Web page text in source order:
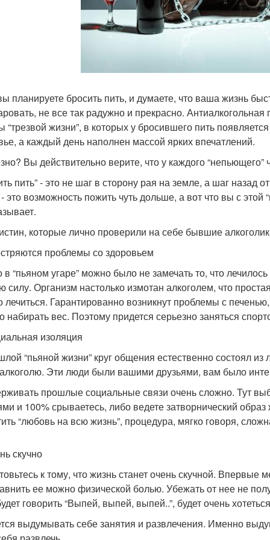
планируете бросить пить, и думаете, что ваша жизнь
не все так радужно и прекрасно.
“трезвой жизни”, в которых у бросившего пить
а каждый день наполнен массой ярких впечатлений.
Вы действительно верите, что у каждого “непьющего”
пить” - это не шаг в сторону рая на земле, а шаг назад
это возможность пожить чуть дольше, а вот что вы с
которые лично проверили на себе бывшие
проблемы со здоровьем
в “пьяном угаре” можно было не замечать то, что
силу. Организм настолько измотан алкоголем, что
лечиться. Гарантированно возникнут проблемы с
набирать вес. Поэтому придется серьезно заняться
изоляция
“пьяной жизни” круг общения естественно состоял
алкоголю. Эти люди были вашими друзьями, вам было
прошлые социальные связи очень сложно. Тут
и 100% срываетесь, либо ведете затворнический
“любовь на всю жизнь”, процедура, мягко говоря,
скучно
к тому, что жизнь станет очень скучной. Впервые
ее можно физической болью. Убежать от нее не
говорить “Выпей, выпей, выпей..”, будет очень
выдумывать себе занятия и развлечения. Именно